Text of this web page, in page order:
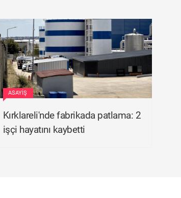
ASAYIŞ
Kırklareli'nde fabrikada patlama: 2
işçi hayatını kaybetti